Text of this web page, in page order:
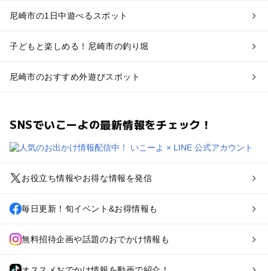
尼崎市の1日中遊べるスポット
子どもと楽しめる！尼崎市の釣り堀
尼崎市のおすすめ外遊びスポット
SNSでいこーよの最新情報をチェック！
お役立ち情報やお得な情報を発信
毎日更新！旬イベント&お得情報も
無料招待企画や話題のおでかけ情報も